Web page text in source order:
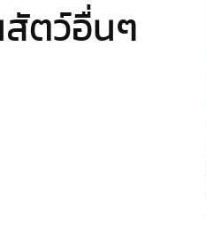
สัตว์อื่นๆ